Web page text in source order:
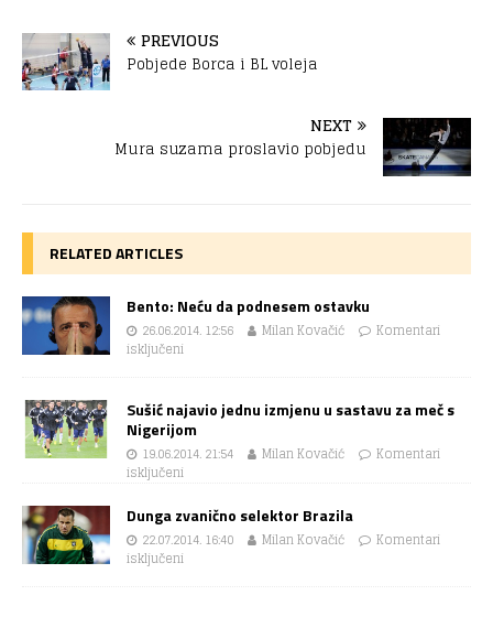
PREVIOUS
Pobjede Borca i BL voleja
NEXT
Mura suzama proslavio pobjedu
RELATED ARTICLES
Bento: Neću da podnesem ostavku
26.06.2014. 12:56 Milan Kovačić
Komentari
isključeni
Sušić najavio jednu izmjenu u sastavu za meč s
Nigerijom
19.06.2014. 21:54 Milan Kovačić
Komentari
isključeni
Dunga zvanično selektor Brazila
22.07.2014. 16:40 Milan Kovačić
Komentari
isključeni